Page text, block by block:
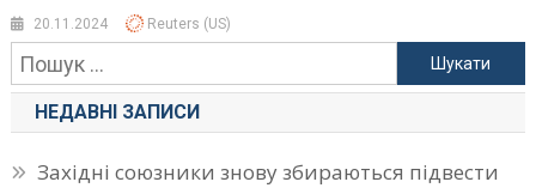
20.11.2024 Reuters (US)
Пошук:
НЕДАВНІ ЗАПИСИ
Західні союзники знову збираються підвести